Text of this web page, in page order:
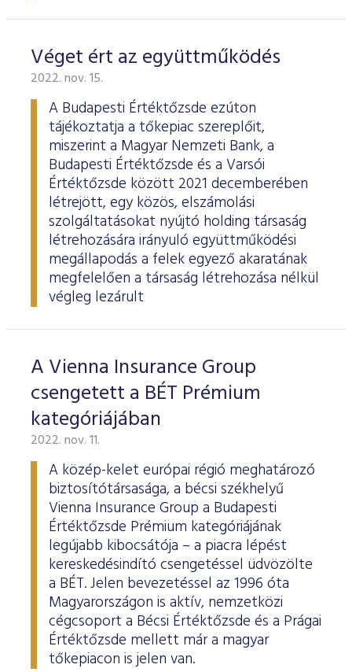
Véget ért az együttműködés
2022. nov. 15.
A Budapesti Értéktőzsde ezúton
tájékoztatja a tőkepiac szereplőit,
miszerint a Magyar Nemzeti Bank, a
Budapesti Értéktőzsde és a Varsói
Értéktőzsde között 2021 decemberében
létrejött, egy közös, elszámolási
szolgáltatásokat nyújtó holding társaság
létrehozására irányuló együttműködési
megállapodás a felek egyező akaratának
megfelelően a társaság létrehozása nélkül
végleg lezárult
A Vienna Insurance Group
csengetett a BÉT Prémium
kategóriájában
2022. nov. 11.
A közép-kelet európai régió meghatározó
biztosítótársasága, a bécsi székhelyű
Vienna Insurance Group a Budapesti
Értéktőzsde Prémium kategóriájának
legújabb kibocsátója – a piacra lépést
kereskedésindító csengetéssel üdvözölte
a BÉT. Jelen bevezetéssel az 1996 óta
Magyarországon is aktív, nemzetközi
cégcsoport a Bécsi Értéktőzsde és a Prágai
Értéktőzsde mellett már a magyar
tőkepiacon is jelen van.